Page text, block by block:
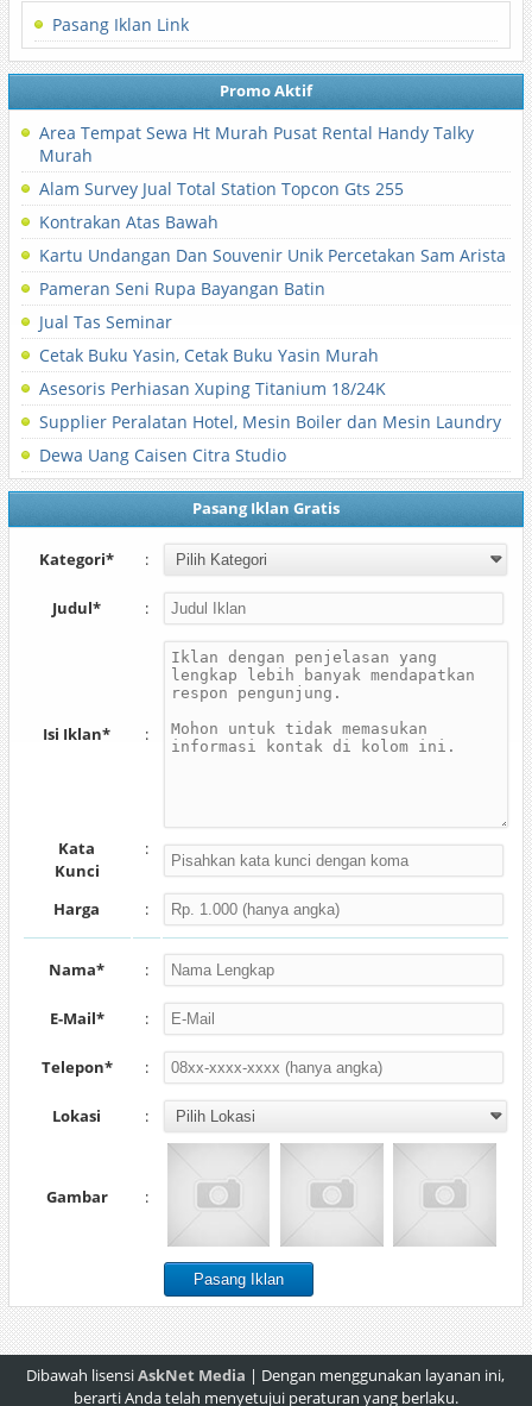
Pasang Iklan Link
Promo Aktif
Area Tempat Sewa Ht Murah Pusat Rental Handy Talky
Murah
Alam Survey Jual Total Station Topcon Gts 255
Kontrakan Atas Bawah
Kartu Undangan Dan Souvenir Unik Percetakan Sam Arista
Pameran Seni Rupa Bayangan Batin
Jual Tas Seminar
Cetak Buku Yasin, Cetak Buku Yasin Murah
Asesoris Perhiasan Xuping Titanium 18/24K
Supplier Peralatan Hotel, Mesin Boiler dan Mesin Laundry
Dewa Uang Caisen Citra Studio
Pasang Iklan Gratis
Kategori* :
Judul* :
Isi Iklan* :
Kata
Kunci
:
Harga :
Nama* :
E-Mail* :
Telepon* :
Lokasi :
Gambar :
Dibawah lisensiAskNet Media | Dengan menggunakan layanan ini,
berarti Anda telah menyetujui peraturan yang berlaku.